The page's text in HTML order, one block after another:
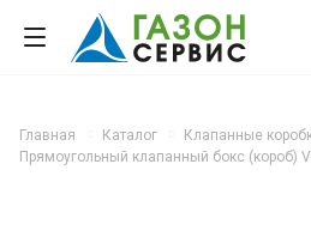
Главная Каталог
Клапанные
Прямоугольный клапанный бокс (короб)